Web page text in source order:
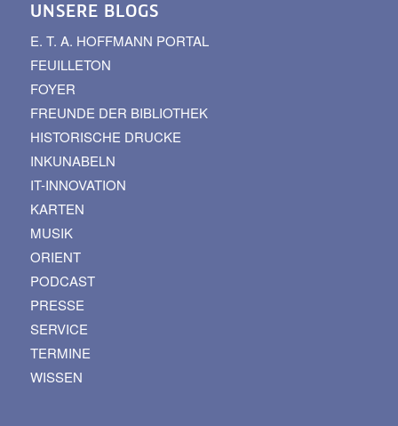
UNSERE BLOGS
E. T. A. HOFFMANN PORTAL
FEUILLETON
FOYER
FREUNDE DER BIBLIOTHEK
HISTORISCHE DRUCKE
INKUNABELN
IT-INNOVATION
KARTEN
MUSIK
ORIENT
PODCAST
PRESSE
SERVICE
TERMINE
WISSEN